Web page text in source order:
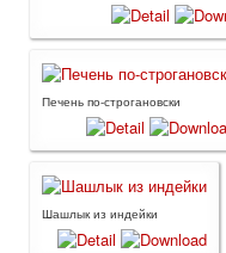
Печень по-строгановски
Шашлык из индейки